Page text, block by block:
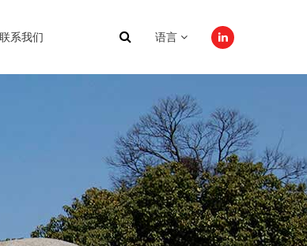
语言
联系我们